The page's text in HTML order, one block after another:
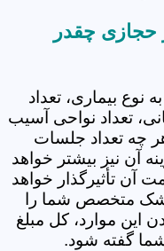
حجازی چقدر
نوع بیماری، تعداد
تعداد نواحی آسیب
چه تعداد جلسات
آن نیز بیشتر خواهد
آن تأثیرگذار خواهد
پزشک متخصص شما را
این موارد، کل مبلغ
گفته شود.